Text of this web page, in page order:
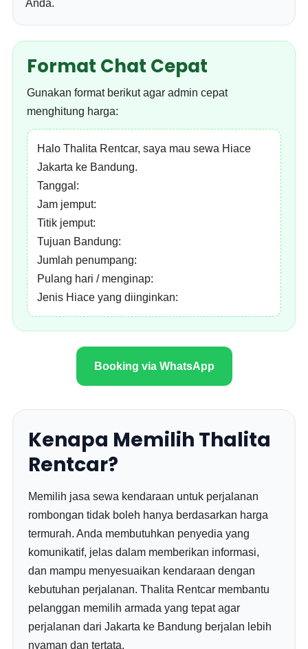
Anda.
Format Chat Cepat
Gunakan format berikut agar admin cepat
menghitung harga:
Halo Thalita Rentcar, saya mau sewa Hiace
Jakarta ke Bandung.
Tanggal:
Jam jemput:
Titik jemput:
Tujuan Bandung:
Jumlah penumpang:
Pulang hari / menginap:
Jenis Hiace yang diinginkan:
Booking via WhatsApp
Kenapa Memilih Thalita
Rentcar?
Memilih jasa sewa kendaraan untuk perjalanan
rombongan tidak boleh hanya berdasarkan harga
termurah. Anda membutuhkan penyedia yang
komunikatif, jelas dalam memberikan informasi,
dan mampu menyesuaikan kendaraan dengan
kebutuhan perjalanan. Thalita Rentcar membantu
pelanggan memilih armada yang tepat agar
perjalanan dari Jakarta ke Bandung berjalan lebih
nyaman dan tertata.